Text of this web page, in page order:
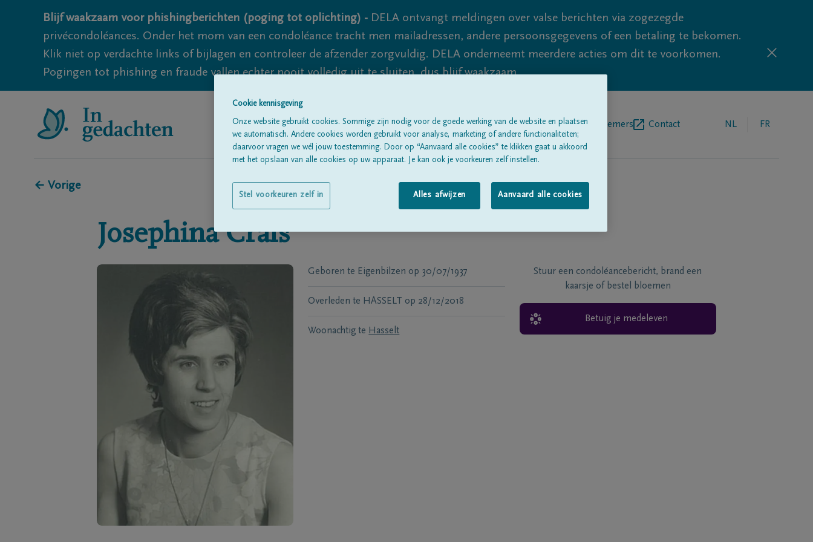
Blijf waakzaam voor phishingberichten (poging tot oplichting) - DELA ontvangt meldingen over valse berichten via zogezegde
privécondoléances. Onder het mom van een condoléance tracht men mailadressen, andere persoonsgegevens of een betaling te bekomen.
Klik niet op verdachte links of bijlagen en controleer de afzender zorgvuldig. DELA onderneemt meerdere acties om dit te voorkomen.
Pogingen tot phishing en fraude vallen echter nooit volledig uit te sluiten, dus blijf waakzaam.
Alle rouwberichtenOver onsBegrafenisondernemers Contact NL FR
← Vorige
Josephina Crals
Geboren te Eigenbilzen op 30/07/1937
Overleden te HASSELT op 28/12/2018
Woonachtig te Hasselt
Stuur een condoléancebericht, brand een
kaarsje of bestel bloemen
Betuig je medeleven
Cookie kennisgeving
Onze website gebruikt cookies. Sommige zijn nodig voor de goede werking van de website en plaatsen
we automatisch. Andere cookies worden gebruikt voor analyse, marketing of andere functionaliteiten;
daarvoor vragen we wél jouw toestemming. Door op “Aanvaard alle cookies” te klikken gaat u akkoord
met het opslaan van alle cookies op uw apparaat. Je kan ook je voorkeuren zelf instellen.
Alles afwijzen Aanvaard alle cookies
Stel voorkeuren zelf in